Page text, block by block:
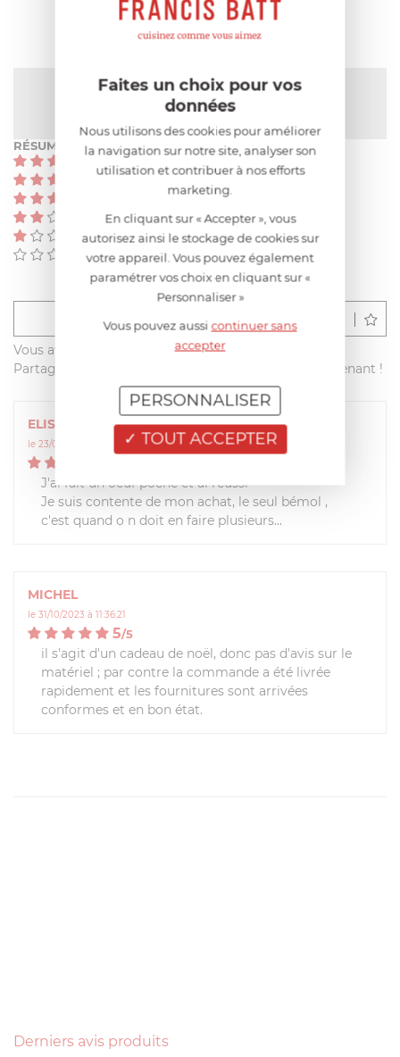
NOTE MOYENNE
5/5(2 avis)
RÉSUMÉ
(2)
(0)
(0)
(0)
Déposer un avis
Vous avez acheté ce produit sur francisbatt.com ?
Partagez votre avis avec les autres clients dès maintenant !
ELISABETH
le 23/01/2025 à 14:33:17
J'ai fait un oeuf poché et ai réussi
Je suis contente de mon achat, le seul bémol ,
c'est quand o n doit en faire plusieurs...
MICHEL
le 31/10/2023 à 11:36:21
5/5
il s'agit d'un cadeau de noël, donc pas d'avis sur le
matériel ; par contre la commande a été livrée
rapidement et les fournitures sont arrivées
conformes et en bon état.
Derniers avis produits
Faites un choix pour vos
données
Nous utilisons des cookies pour améliorer
la navigation sur notre site, analyser son
utilisation et contribuer à nos efforts
marketing.
En cliquant sur « Accepter », vous
autorisez ainsi le stockage de cookies sur
votre appareil. Vous pouvez également
paramétrer vos choix en cliquant sur «
Personnaliser »
Vous pouvez aussicontinuer sans
accepter
TOUT ACCEPTER
PERSONNALISER